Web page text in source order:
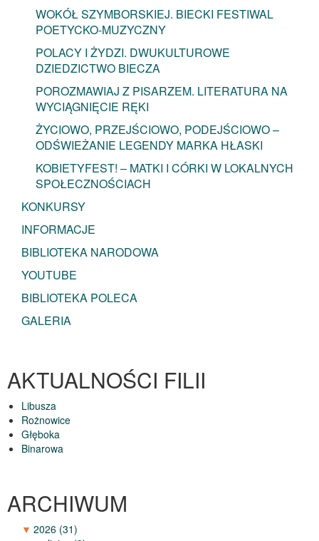
WOKÓŁ SZYMBORSKIEJ. BIECKI FESTIWAL
POETYCKO-MUZYCZNY
POLACY I ŻYDZI. DWUKULTUROWE
DZIEDZICTWO BIECZA
POROZMAWIAJ Z PISARZEM. LITERATURA NA
WYCIĄGNIĘCIE RĘKI
ŻYCIOWO, PRZEJŚCIOWO, PODEJŚCIOWO –
ODŚWIEŻANIE LEGENDY MARKA HŁASKI
KOBIETYFEST! – MATKI I CÓRKI W LOKALNYCH
SPOŁECZNOŚCIACH
KONKURSY
INFORMACJE
BIBLIOTEKA NARODOWA
YOUTUBE
BIBLIOTEKA POLECA
GALERIA
AKTUALNOŚCI FILII
Libusza
Rożnowice
Głęboka
Binarowa
ARCHIWUM
▼ 2026 (31)